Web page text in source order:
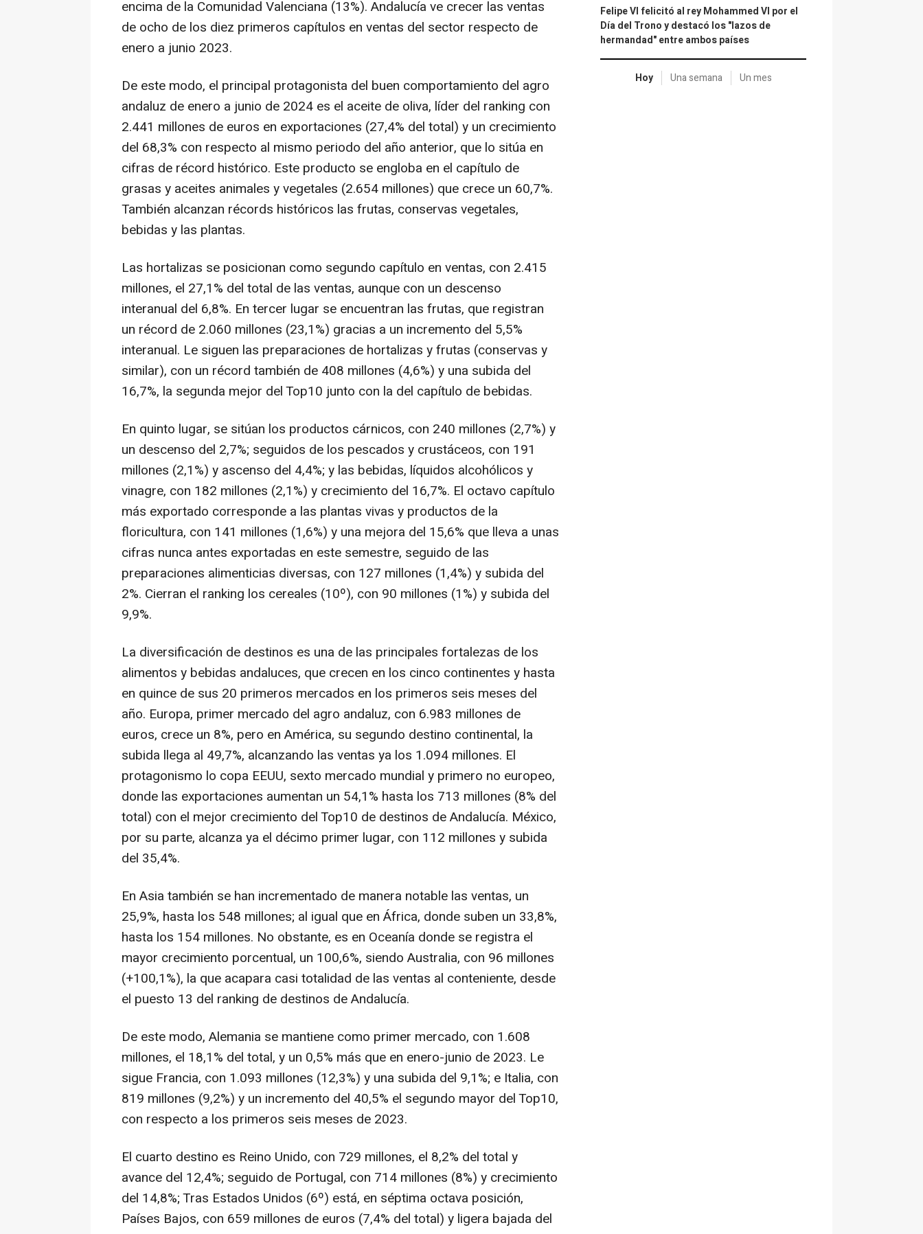
encima de la Comunidad Valenciana (13%). Andalucía ve crecer las ventas
de ocho de los diez primeros capítulos en ventas del sector respecto de
enero a junio 2023.
De este modo, el principal protagonista del buen comportamiento del agro
andaluz de enero a junio de 2024 es el aceite de oliva, líder del ranking con
2.441 millones de euros en exportaciones (27,4% del total) y un crecimiento
del 68,3% con respecto al mismo periodo del año anterior, que lo sitúa en
cifras de récord histórico. Este producto se engloba en el capítulo de
grasas y aceites animales y vegetales (2.654 millones) que crece un 60,7%.
También alcanzan récords históricos las frutas, conservas vegetales,
bebidas y las plantas.
Las hortalizas se posicionan como segundo capítulo en ventas, con 2.415
millones, el 27,1% del total de las ventas, aunque con un descenso
interanual del 6,8%. En tercer lugar se encuentran las frutas, que registran
un récord de 2.060 millones (23,1%) gracias a un incremento del 5,5%
interanual. Le siguen las preparaciones de hortalizas y frutas (conservas y
similar), con un récord también de 408 millones (4,6%) y una subida del
16,7%, la segunda mejor del Top10 junto con la del capítulo de bebidas.
En quinto lugar, se sitúan los productos cárnicos, con 240 millones (2,7%) y
un descenso del 2,7%; seguidos de los pescados y crustáceos, con 191
millones (2,1%) y ascenso del 4,4%; y las bebidas, líquidos alcohólicos y
vinagre, con 182 millones (2,1%) y crecimiento del 16,7%. El octavo capítulo
más exportado corresponde a las plantas vivas y productos de la
floricultura, con 141 millones (1,6%) y una mejora del 15,6% que lleva a unas
cifras nunca antes exportadas en este semestre, seguido de las
preparaciones alimenticias diversas, con 127 millones (1,4%) y subida del
2%. Cierran el ranking los cereales (10º), con 90 millones (1%) y subida del
9,9%.
La diversificación de destinos es una de las principales fortalezas de los
alimentos y bebidas andaluces, que crecen en los cinco continentes y hasta
en quince de sus 20 primeros mercados en los primeros seis meses del
año. Europa, primer mercado del agro andaluz, con 6.983 millones de
euros, crece un 8%, pero en América, su segundo destino continental, la
subida llega al 49,7%, alcanzando las ventas ya los 1.094 millones. El
protagonismo lo copa EEUU, sexto mercado mundial y primero no europeo,
donde las exportaciones aumentan un 54,1% hasta los 713 millones (8% del
total) con el mejor crecimiento del Top10 de destinos de Andalucía. México,
por su parte, alcanza ya el décimo primer lugar, con 112 millones y subida
del 35,4%.
En Asia también se han incrementado de manera notable las ventas, un
25,9%, hasta los 548 millones; al igual que en África, donde suben un 33,8%,
hasta los 154 millones. No obstante, es en Oceanía donde se registra el
mayor crecimiento porcentual, un 100,6%, siendo Australia, con 96 millones
(+100,1%), la que acapara casi totalidad de las ventas al conteniente, desde
el puesto 13 del ranking de destinos de Andalucía.
De este modo, Alemania se mantiene como primer mercado, con 1.608
millones, el 18,1% del total, y un 0,5% más que en enero-junio de 2023. Le
sigue Francia, con 1.093 millones (12,3%) y una subida del 9,1%; e Italia, con
819 millones (9,2%) y un incremento del 40,5% el segundo mayor del Top10,
con respecto a los primeros seis meses de 2023.
El cuarto destino es Reino Unido, con 729 millones, el 8,2% del total y
avance del 12,4%; seguido de Portugal, con 714 millones (8%) y crecimiento
del 14,8%; Tras Estados Unidos (6º) está, en séptima octava posición,
Países Bajos, con 659 millones de euros (7,4% del total) y ligera bajada del
Felipe VI felicitó al rey Mohammed VI por el
Día del Trono y destacó los "lazos de
hermandad" entre ambos países
Hoy Una semana Un mes